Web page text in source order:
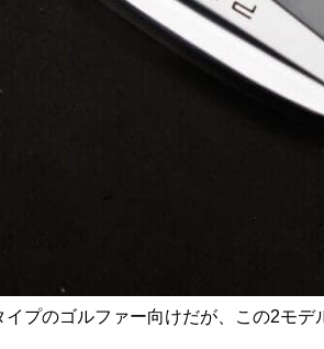
プのゴルファー向けだが、この2モ